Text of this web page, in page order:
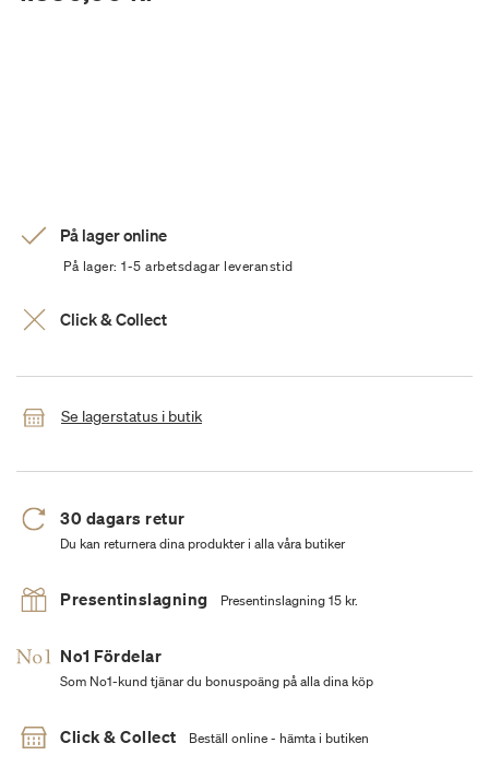
På lager online
På lager: 1-5 arbetsdagar leveranstid
Click & Collect
Se lagerstatus i butik
30 dagars retur
Du kan returnera dina produkter i alla våra butiker
Presentinslagning Presentinslagning 15 kr.
No1 Fördelar
Som No1-kund tjänar du bonuspoäng på alla dina köp
Click & Collect Beställ online - hämta i butiken